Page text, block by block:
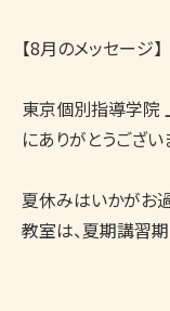
【8月のメッセージ】
東京個別指導学院
にありがとうござい
夏休みはいかがお
教室は、夏期講習
教室内は涼しく、